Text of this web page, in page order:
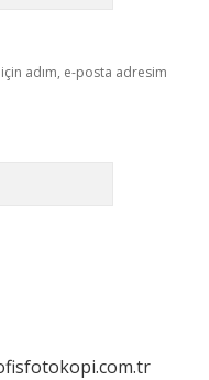
adım, e-posta adresim